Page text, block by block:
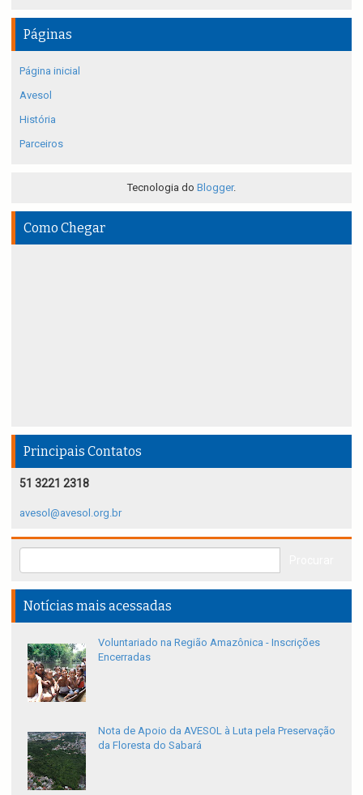
Páginas
Página inicial
Avesol
História
Parceiros
Tecnologia do Blogger.
Como Chegar
Principais Contatos
51 3221 2318
avesol@avesol.org.br
Notícias mais acessadas
Voluntariado na Região Amazônica - Inscrições
Encerradas
Nota de Apoio da AVESOL à Luta pela Preservação
da Floresta do Sabará